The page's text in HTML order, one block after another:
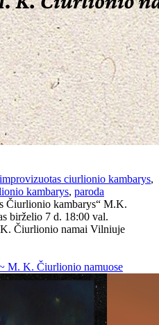
improvizuotas ciurlionio kambarys,
kambarys, paroda
Čiurlionio kambarys“ M.K.
birželio 7 d. 18:00 val.
Čiurlionio namai Vilniuje
K. Čiurlionio namuose